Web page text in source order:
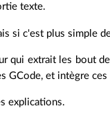
texte.
si c'est plus simple
qui extrait les bout
GCode, et intègre
explications.